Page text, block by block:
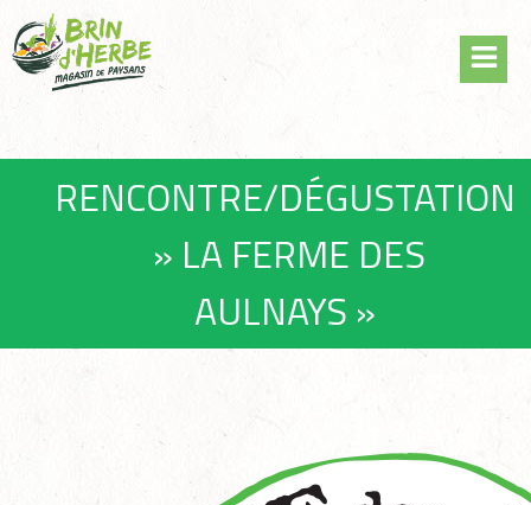
to
content
RENCONTRE/DÉGUSTATION
» LA FERME DES
AULNAYS »
Panneau de gestion des cookies